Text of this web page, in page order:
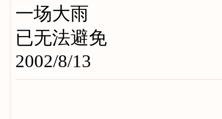
一场大雨
已无法避免
2002/8/13